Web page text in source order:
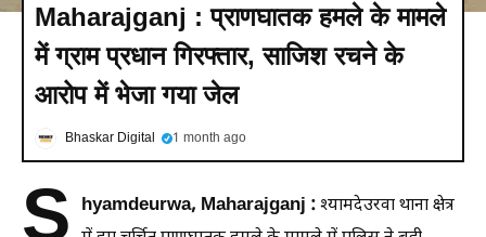
Maharajganj : प्राणघातक हमले के मामले
में ग्राम प्रधान गिरफ्तार, साजिश रचने के
आरोप में भेजा गया जेल
Bhaskar Digital 1 month ago
hyamdeurwa, Maharajganj :श्यामदेउरवा थाना क्षेत्र